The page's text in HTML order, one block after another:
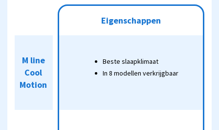
Eigenschappen
M line
Cool
Motion
slaapklimaat
In 8
MATRAS
€1.349,25
Eigenschappen
Beste slaapklimaat
In 8 modellen verkrijgbaar
M line
Cool
Motion